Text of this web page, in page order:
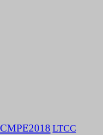
CMPE2018 LTCC